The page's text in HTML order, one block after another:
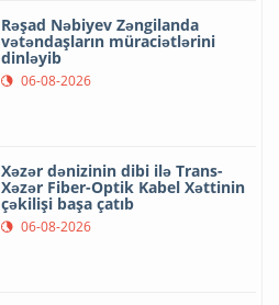
Rəşad Nəbiyev Zəngilanda
vətəndaşların müraciətlərini
dinləyib
06-08-2026
Xəzər dənizinin dibi ilə Trans-
Xəzər Fiber-Optik Kabel Xəttinin
çəkilişi başa çatıb
06-08-2026